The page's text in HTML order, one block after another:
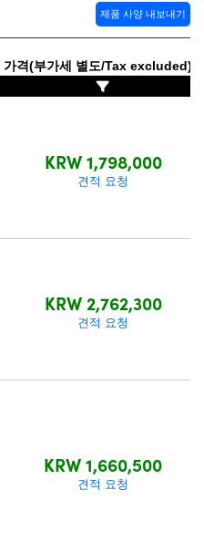
제품 사양 내보내기
가격(부가세 별도/Tax excluded)
KRW 1,798,000
견적 요청
KRW 2,762,300
견적 요청
KRW 1,660,500
견적 요청